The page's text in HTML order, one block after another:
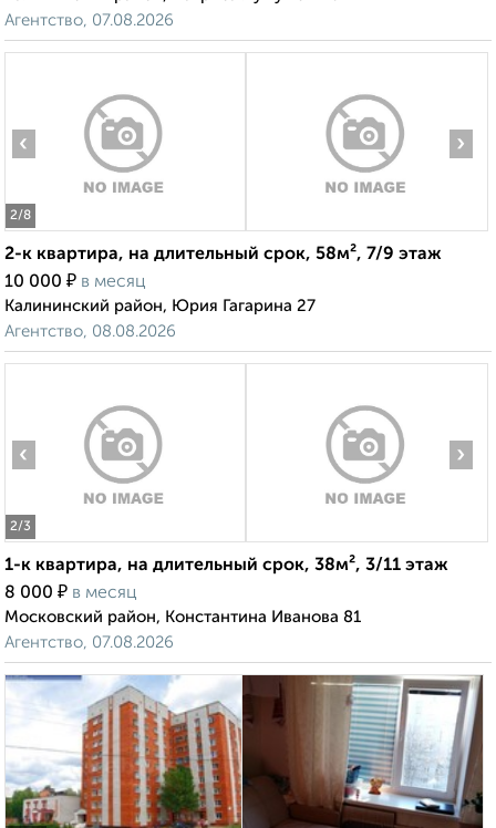
Агентство, 07.08.2026
2/8
‹ ›
2-к квартира, на длительный срок, 58м², 7/9 этаж
10 000 ₽ в месяц
Калининский район, Юрия Гагарина 27
Агентство, 08.08.2026
2/3
‹ ›
1-к квартира, на длительный срок, 38м², 3/11 этаж
8 000 ₽ в месяц
Московский район, Константина Иванова 81
Агентство, 07.08.2026